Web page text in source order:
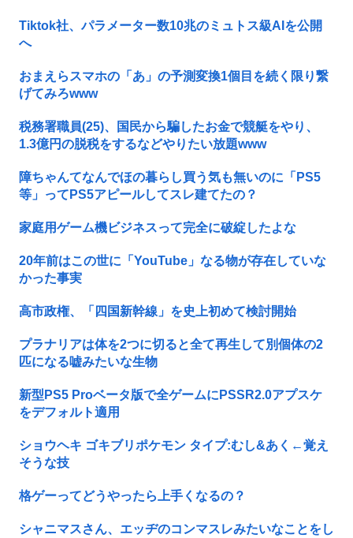
Tiktok社、パラメーター数10兆のミュトス級AIを公開
へ
おまえらスマホの「あ」の予測変換1個目を続く限り繋
げてみろwww
税務署職員(25)、国民から騙したお金で競艇をやり、
1.3億円の脱税をするなどやりたい放題www
障ちゃんてなんでほの暮らし買う気も無いのに「PS5
等」ってPS5アピールしてスレ建てたの？
家庭用ゲーム機ビジネスって完全に破綻したよな
20年前はこの世に「YouTube」なる物が存在していな
かった事実
高市政権、「四国新幹線」を史上初めて検討開始
プラナリアは体を2つに切ると全て再生して別個体の2
匹になる嘘みたいな生物
新型PS5 Proベータ版で全ゲームにPSSR2.0アプスケ
をデフォルト適用
ショウヘキ ゴキブリポケモン タイプ:むし&あく←覚え
そうな技
格ゲーってどうやったら上手くなるの？
シャニマスさん、エッヂのコンマスレみたいなことをし